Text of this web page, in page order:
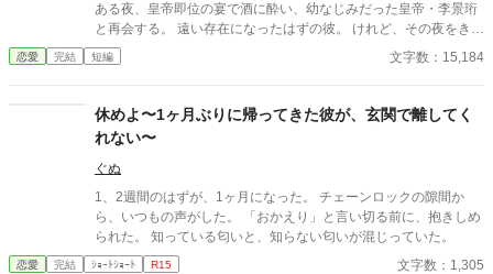
ある夜、皇帝即位の宴で酒に酔い、幼なじみだった皇帝・李景珩
と再会する。 遠い存在になったはずの彼。 けれど、その夜をきっ
かけに月鈴の運命は大きく動き出す。 冷酷と恐れられる皇帝が、
なぜか彼女だけには甘すぎて――。
恋愛 完結 短編 文字数：15,184
休めよ〜1ヶ月ぶりに帰ってきた彼が、玄関で離してく
れない〜
ぐぬ
1、2週間のはずが、1ヶ月になった。 チェーンロックの隙間か
ら、いつもの声がした。 「おかえり」と言い切る前に、抱きしめ
られた。 知っている匂いと、知らない匂いが混じっていた。
恋愛 完結 ｼｮｰﾄｼｮｰﾄ R15 文字数：1,305